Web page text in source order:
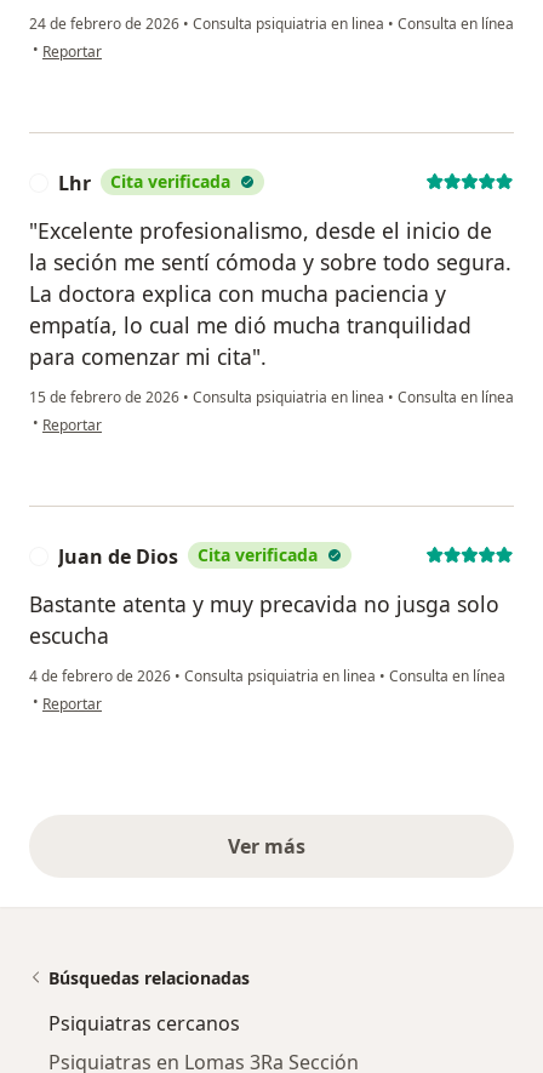
24 de febrero de 2026 • Consulta psiquiatria en linea • Consulta en línea
• en opinión del usuario Lizzette Sierra
Reportar
Lhr Cita verificada
"Excelente profesionalismo, desde el inicio de
la seción me sentí cómoda y sobre todo segura.
La doctora explica con mucha paciencia y
empatía, lo cual me dió mucha tranquilidad
para comenzar mi cita".
15 de febrero de 2026 • Consulta psiquiatria en linea • Consulta en línea
• en opinión del usuario Lhr
Reportar
Juan de Dios Cita verificada
Bastante atenta y muy precavida no jusga solo
escucha
4 de febrero de 2026 • Consulta psiquiatria en linea • Consulta en línea
• en opinión del usuario Juan de Dios
Reportar
Ver másopiniones anteriores
Búsquedas relacionadas
Psiquiatras cercanos
Psiquiatras en Lomas 3Ra Sección